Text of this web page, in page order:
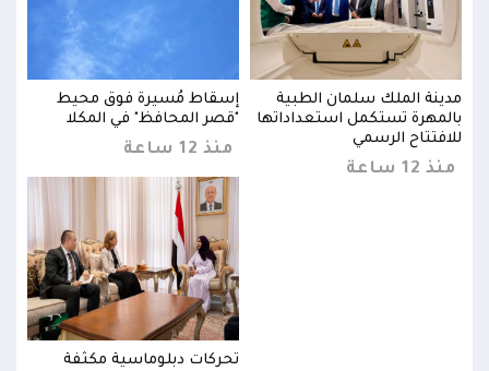
مدينة الملك سلمان الطبية
بالمهرة تستكمل استعداداتها
للافتتاح الرسمي
منذ 12 ساعة
إسقاط مُسيرة فوق محيط
"قصر المحافظ" في المكلا
منذ 12 ساعة
تحركات دبلوماسية مكثفة